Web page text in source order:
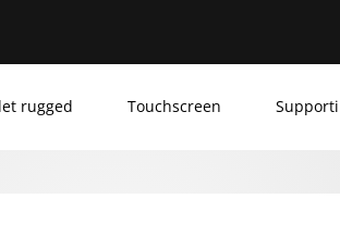
rugged Touchscreen Supporti